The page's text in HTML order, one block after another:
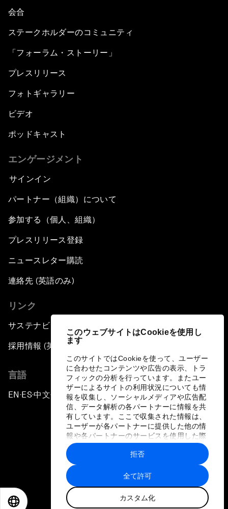
このウェブサイトはCookieを使用し
ます
このサイトではCookieを使って、ユーザー
に合わせたコンテンツや広告の表示、トラ
フィックの分析を行っています。またユー
ザーによるサイトの利用状況についても情
報を収集し、ソーシャルメディアや広告配
信、データ解析の各パートナーに情報を共
有しています。ここで収集された情報は、
ユーザーが各パートナーに提供した他の情
報や各パートナーのサービスを使用した際
に収集された情報と組み合わされ、各パー
トナーによって使用されることがありま
す。
全て許可
カスタム化
拒否
会合
ステークホルダーのコミュニティ
「フォーラム・ストーリー」
プレスリリース
フォトギャラリー
ビデオ
ポッドキャスト
エンゲージメント
サインイン
パートナー（組織）について
参加する（個人、組織）
プレスリリース登録
ニュースレター購読
連絡先 (英語のみ)
リンク
サステナビリティへの取り組み
採用情報 (英語のみ)
言語
EN ▪ES▪中文▪ 日本語
プライバシーポリシーと利用規約
サイトマップ
©
世界経済フォーラム